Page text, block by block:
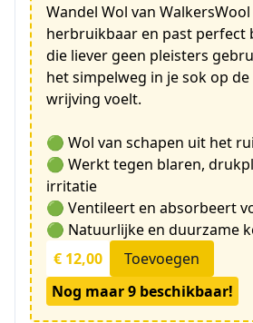
Wandel Wol van
herbruikbaar en past perfect
die liever geen pleisters
het simpelweg in je sok op
wrijving voelt.
🟢 Wol van schapen uit het
🟢 Werkt tegen blaren,
irritatie
🟢 Ventileert en absorbeert
🟢 Natuurlijke en duurzame
€ 12,00
Toevoegen
Nog maar 9 beschikbaar!